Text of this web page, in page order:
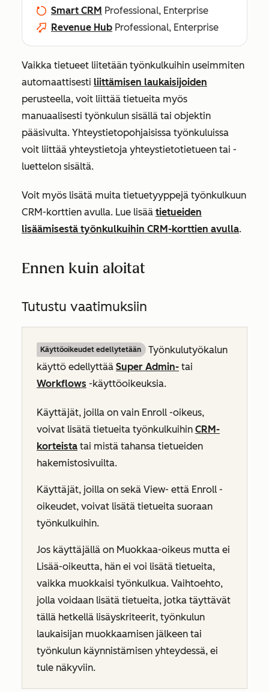
Smart CRM Professional, Enterprise
Revenue Hub Professional, Enterprise
Vaikka tietueet liitetään työnkulkuihin useimmiten
automaattisesti liittämisen laukaisijoiden
perusteella, voit liittää tietueita myös
manuaalisesti työnkulun sisällä tai objektin
pääsivulta. Yhteystietopohjaisissa työnkuluissa
voit liittää yhteystietoja yhteystietotietueen tai -
luettelon sisältä.
Voit myös lisätä muita tietuetyyppejä työnkulkuun
CRM-korttien avulla. Lue lisää tietueiden
lisäämisestä työnkulkuihin CRM-korttien avulla.
Ennen kuin aloitat
Tutustu vaatimuksiin
Käyttöoikeudet edellytetään
Työnkulutyökalun
käyttö edellyttää Super Admin- tai
Workflows -käyttöoikeuksia.
Käyttäjät, joilla on vain Enroll -oikeus,
voivat lisätä tietueita työnkulkuihin CRM-
korteista tai mistä tahansa tietueiden
hakemistosivuilta.
Käyttäjät, joilla on sekä View- että Enroll -
oikeudet, voivat lisätä tietueita suoraan
työnkulkuihin.
Jos käyttäjällä on Muokkaa-oikeus mutta ei
Lisää-oikeutta, hän ei voi lisätä tietueita,
vaikka muokkaisi työnkulkua. Vaihtoehto,
jolla voidaan lisätä tietueita, jotka täyttävät
tällä hetkellä lisäyskriteerit, työnkulun
laukaisijan muokkaamisen jälkeen tai
työnkulun käynnistämisen yhteydessä, ei
tule näkyviin.